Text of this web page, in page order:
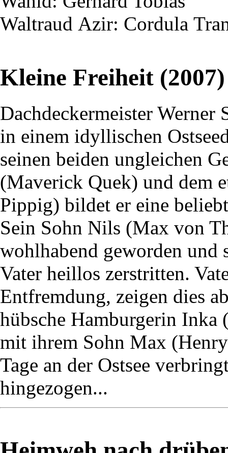
Waltraud Azir: Cordula
Kleine Freiheit (2007)
Dachdeckermeister
in einem idyllischen
seinen beiden ungleichen
(Maverick Quek) und dem
Pippig) bildet er eine
Sein Sohn Nils (Max von
wohlhabend geworden und
Vater heillos zerstritten.
Entfremdung, zeigen dies
hübsche Hamburgerin
mit ihrem Sohn Max
Tage an der Ostsee
hingezogen...